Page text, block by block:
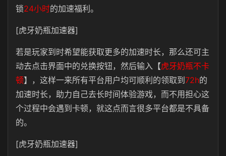
锁24小时的加速福利。
[虎牙奶瓶加速器]
若是玩家到时希望能获取更多的加速时长，那么还可主
动去点击界面中的兑换按钮，然后输入【虎牙奶瓶不卡
顿】，这样一来所有平台用户均可顺利的领取到 72h的
加速时长，助力自己去长时间体验游戏，而不用担心这
个过程中会遇到卡顿，就这点而言很多平台都是不具备
的。
[虎牙奶瓶加速器]